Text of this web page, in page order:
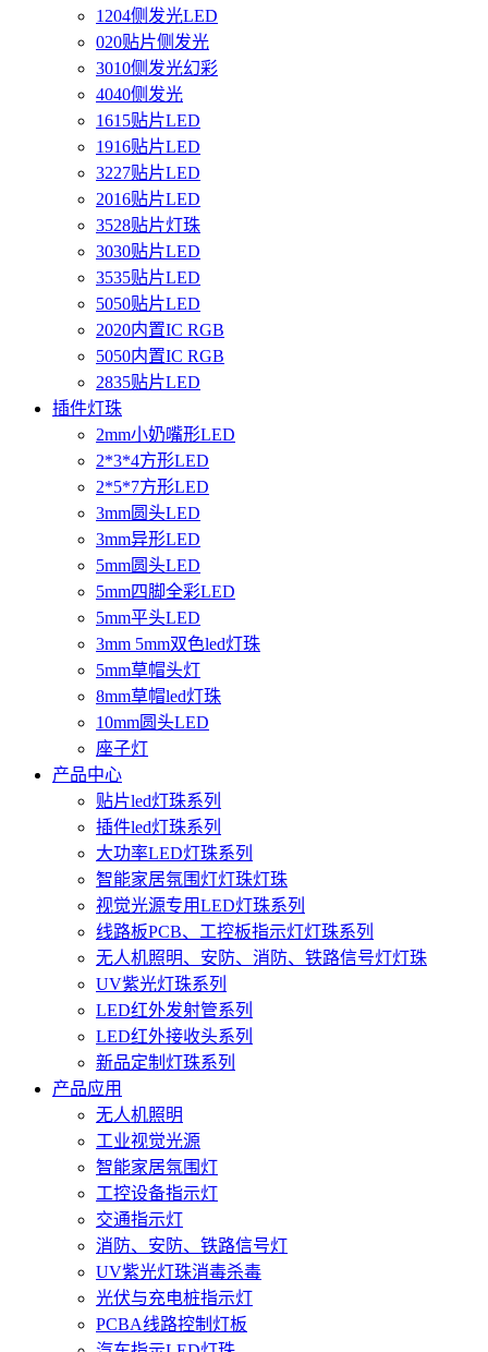
1204侧发光LED
020贴片侧发光
3010侧发光幻彩
4040侧发光
1615贴片LED
1916贴片LED
3227贴片LED
2016贴片LED
3528贴片灯珠
3030贴片LED
3535贴片LED
5050贴片LED
2020内置IC RGB
5050内置IC RGB
2835贴片LED
插件灯珠
2mm小奶嘴形LED
2*3*4方形LED
2*5*7方形LED
3mm圆头LED
3mm异形LED
5mm圆头LED
5mm四脚全彩LED
5mm平头LED
3mm 5mm双色led灯珠
5mm草帽头灯
8mm草帽led灯珠
10mm圆头LED
座子灯
产品中心
贴片led灯珠系列
插件led灯珠系列
大功率LED灯珠系列
智能家居氛围灯灯珠灯珠
视觉光源专用LED灯珠系列
线路板PCB、工控板指示灯灯珠系列
无人机照明、安防、消防、铁路信号灯灯珠
UV紫光灯珠系列
LED红外发射管系列
LED红外接收头系列
新品定制灯珠系列
产品应用
无人机照明
工业视觉光源
智能家居氛围灯
工控设备指示灯
交通指示灯
消防、安防、铁路信号灯
UV紫光灯珠消毒杀毒
光伏与充电桩指示灯
PCBA线路控制灯板